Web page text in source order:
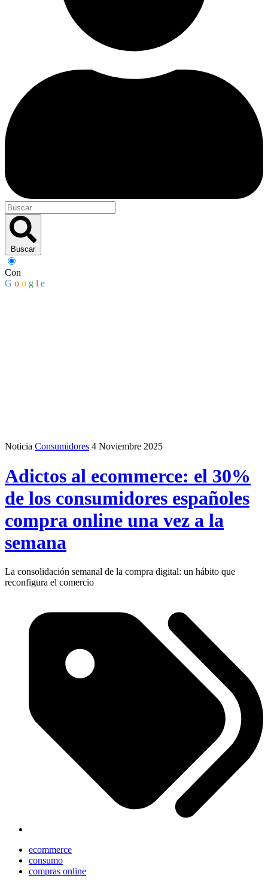
Buscar
Con
G o o g l e
Noticia Consumidores 4 Noviembre 2025
Adictos al ecommerce: el 30%
de los consumidores españoles
compra online una vez a la
semana
La consolidación semanal de la compra digital: un hábito que
reconfigura el comercio
ecommerce
consumo
compras online